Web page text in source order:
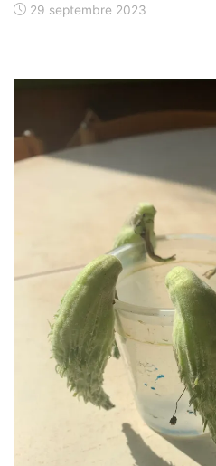
29 septembre 2023